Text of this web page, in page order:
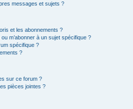
messages et sujets ?
et les abonnements ?
m’abonner à un sujet spécifique ?
spécifique ?
?
sur ce forum ?
pièces jointes ?